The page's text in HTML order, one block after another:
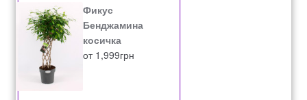
Фикус
Бенджамина
косичка
от 1,999грн